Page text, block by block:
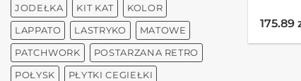
JODEŁKA KIT KAT KOLOR
LAPPATO LASTRYKO MATOWE
PATCHWORK POSTARZANA RETRO
POŁYSK PŁYTKI CEGIEŁKI
175.89